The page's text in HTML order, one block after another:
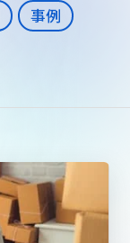
事例